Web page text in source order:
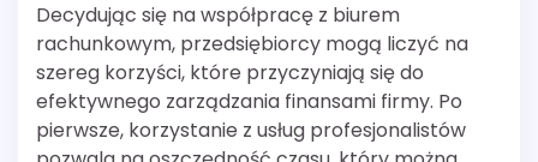
Decydując się na współpracę z biurem
rachunkowym, przedsiębiorcy mogą liczyć na
szereg korzyści, które przyczyniają się do
efektywnego zarządzania finansami firmy. Po
pierwsze, korzystanie z usług profesjonalistów